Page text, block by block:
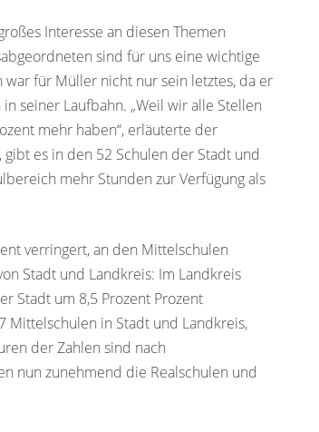
Interesse an diesen Themen
sind für uns eine wichtige
war für Müller nicht nur sein letztes, da er
seiner Laufbahn. „Weil wir alle Stellen
mehr haben“, erläuterte der
es in den 52 Schulen der Stadt und
mehr Stunden zur Verfügung als
verringert, an den Mittelschulen
Stadt und Landkreis: Im Landkreis
Stadt um 8,5 Prozent Prozent
Mittelschulen in Stadt und Landkreis,
der Zahlen sind nach
nun zunehmend die Realschulen und